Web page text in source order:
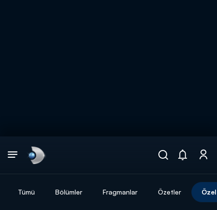
Tümü Bölümler Fragmanlar Özetler